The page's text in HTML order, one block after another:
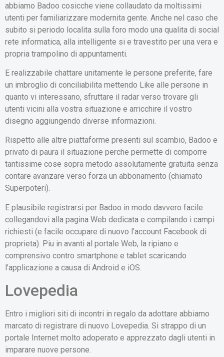
abbiamo Badoo cosicche viene collaudato da moltissimi
utenti per familiarizzare modernita gente. Anche nel caso che
subito si periodo localita sulla foro modo una qualita di social
rete informatica, alla intelligente si e travestito per una vera e
propria trampolino di appuntamenti.
E realizzabile chattare unitamente le persone preferite, fare
un imbroglio di conciliabilita mettendo Like alle persone in
quanto vi interessano, sfruttare il radar verso trovare gli
utenti vicini alla vostra situazione e arricchire il vostro
disegno aggiungendo diverse informazioni.
Rispetto alle altre piattaforme presenti sul scambio, Badoo e
privato di paura il situazione perche permette di comporre
tantissime cose sopra metodo assolutamente gratuita senza
contare avanzare verso forza un abbonamento (chiamato
Superpoteri).
E plausibile registrarsi per Badoo in modo davvero facile
collegandovi alla pagina Web dedicata e compilando i campi
richiesti (e facile occupare di nuovo l’account Facebook di
proprieta). Piu in avanti al portale Web, la ripiano e
comprensivo contro smartphone e tablet scaricando
l’applicazione a causa di Android e iOS.
Lovepedia
Entro i migliori siti di incontri in regalo da adottare abbiamo
marcato di registrare di nuovo Lovepedia. Si strappo di un
portale Internet molto adoperato e apprezzato dagli utenti in
imparare nuove persone.